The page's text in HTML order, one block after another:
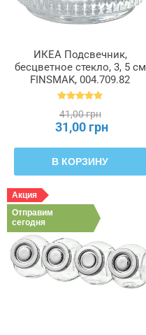
ИКЕА Подсвечник,
бесцветное стекло, 3, 5 см
FINSMAK, 004.709.82
41,00 грн
31,00 грн
В КОРЗИНУ
Акция
Отправим
сегодня